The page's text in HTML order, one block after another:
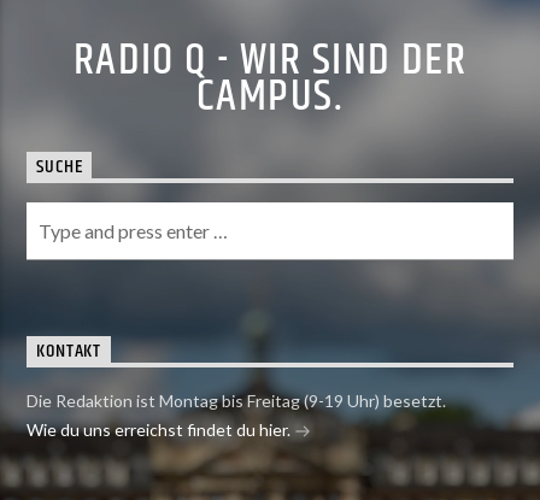
RADIO Q - WIR SIND DER
CAMPUS.
SUCHE
KONTAKT
Die Redaktion ist Montag bis Freitag (9-19 Uhr) besetzt.
Wie du uns erreichst findet du hier.